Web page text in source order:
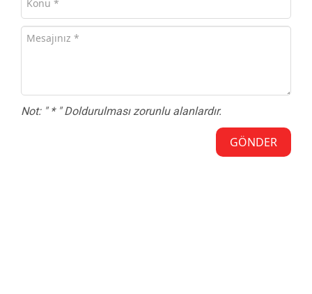
Not: "*" Doldurulması zorunlu alanlardır.